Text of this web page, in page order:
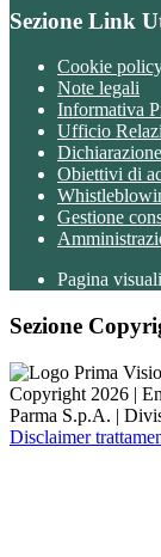
Sezione Link
Cookie
Note legali
Informativa
Ufficio
Obiettivi di
Gestione
Pagina
Sezione
Copyright 2026 |
Parma S.p.A. |
Disclaimer